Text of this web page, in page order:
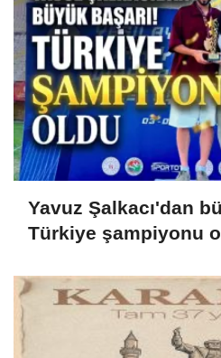
Yavuz Şalkacı'dan
Türkiye şampiyonu